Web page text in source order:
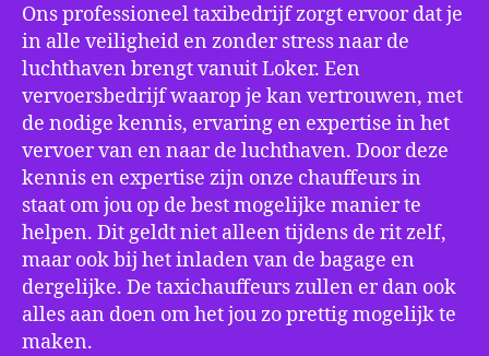
Ons professioneel taxibedrijf zorgt ervoor dat je
in alle veiligheid en zonder stress naar de
luchthaven brengt vanuit Loker. Een
vervoersbedrijf waarop je kan vertrouwen, met
de nodige kennis, ervaring en expertise in het
vervoer van en naar de luchthaven. Door deze
kennis en expertise zijn onze chauffeurs in
staat om jou op de best mogelijke manier te
helpen. Dit geldt niet alleen tijdens de rit zelf,
maar ook bij het inladen van de bagage en
dergelijke. De taxichauffeurs zullen er dan ook
alles aan doen om het jou zo prettig mogelijk te
maken.